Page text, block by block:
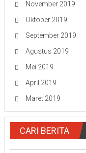
November 2019
Oktober 2019
September 2019
Agustus 2019
Mei 2019
April 2019
Maret 2019
CARI BERITA